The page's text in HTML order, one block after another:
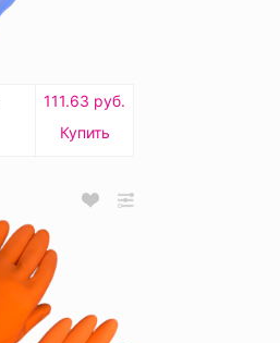
111.63 руб.
Купить